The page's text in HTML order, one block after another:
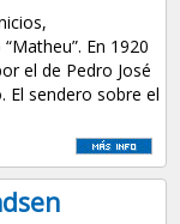
En 1920
el de Pedro José
El sendero sobre el